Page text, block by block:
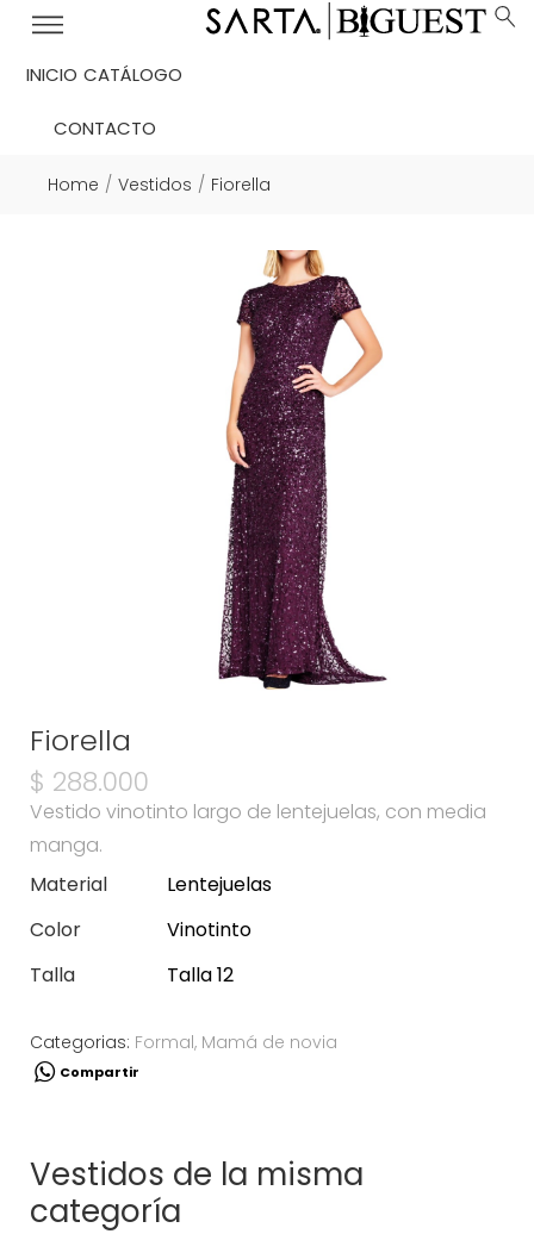
INICIO CATÁLOGO
CONTACTO
Home / Vestidos / Fiorella
Fiorella
$ 288.000
Vestido vinotinto largo de lentejuelas, con media
manga.
Material
Lentejuelas
Color
Vinotinto
Talla
Talla 12
Categorias: Formal, Mamá de novia
Compartir
Vestidos de la misma
categoría